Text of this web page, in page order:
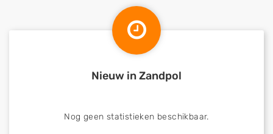
Nieuw in Zandpol
Nog geen statistieken beschikbaar.